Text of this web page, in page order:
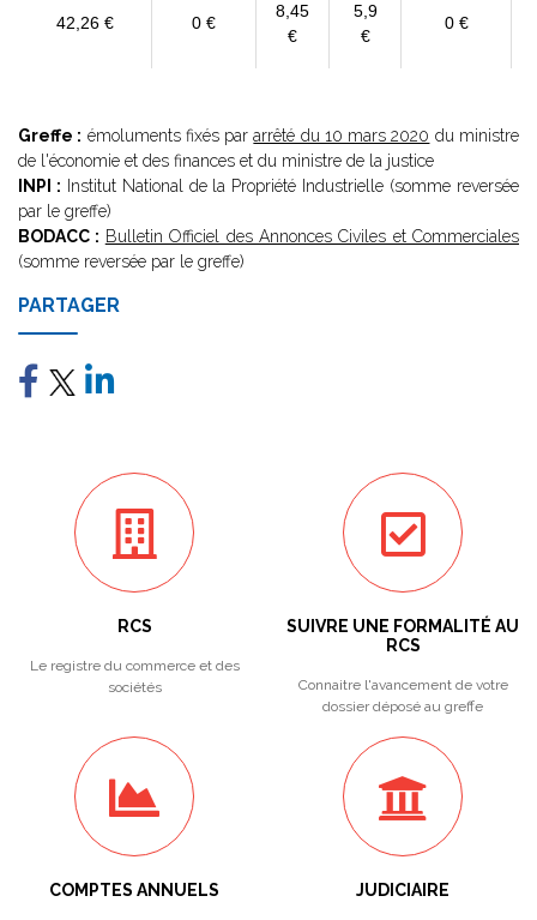
42,26 € 0 €
8,45
€
5,9
€
0 €
Greffe : émoluments fixés pararrêté du 10 mars 2020 du ministre
de l'économie et des finances et du ministre de la justice
INPI : Institut National de la Propriété Industrielle (somme reversée
par le greffe)
BODACC : Bulletin Officiel des Annonces Civiles et Commerciales
(somme reversée par le greffe)
PARTAGER
RCS
Le registre du commerce et des
sociétés
SUIVRE UNE FORMALITÉ AU
RCS
Connaitre l'avancement de votre
dossier déposé au greffe
COMPTES ANNUELS JUDICIAIRE